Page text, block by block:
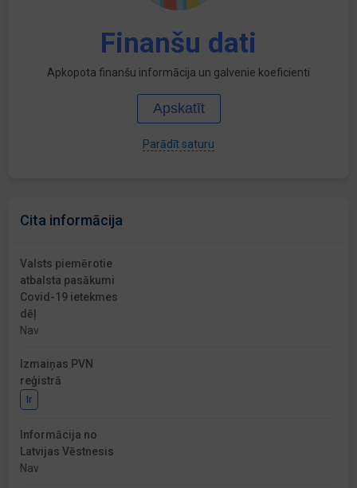
Finanšu dati
Apkopota finanšu informācija un galvenie koeficienti
Apskatīt
Parādīt saturu
Cita informācija
Valsts piemērotie
atbalsta pasākumi
Covid-19 ietekmes
dēļ
Nav
Izmaiņas PVN
reģistrā
Ir
Informācija no
Latvijas Vēstnesis
Nav